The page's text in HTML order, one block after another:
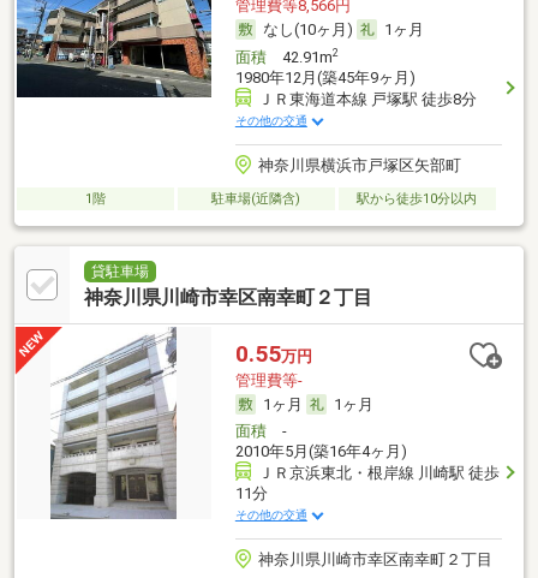
管理費等8,566円
なし(10ヶ月)
1ヶ月
面積42.91m2
1980年12月(築45年9ヶ月)
ＪＲ東海道本線 戸塚駅 徒歩8分
その他の交通
神奈川県横浜市戸塚区矢部町
1階 駐車場(近隣含) 駅から徒歩10分以内
貸駐車場
神奈川県川崎市幸区南幸町２丁目
0.55万円
管理費等-
1ヶ月
1ヶ月
面積-
2010年5月(築16年4ヶ月)
ＪＲ京浜東北・根岸線 川崎駅 徒歩
11分
その他の交通
神奈川県川崎市幸区南幸町２丁目